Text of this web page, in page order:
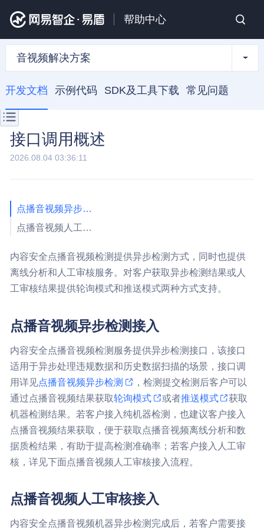
帮助中心
音视频解决方案
开发文档 示例代码 SDK及工具下载 常见问题
接口调用概述
2026.08.04 03:36:11
点播音视频异步检测接入
点播音视频人工审核接入
内容安全点播音视频检测提供异步检测方式，同时也提供
离线分析和人工审核服务。对客户获取异步检测结果或人
工审核结果提供轮询模式和推送模式两种方式支持。
点播音视频异步检测接入
内容安全点播音视频检测服务提供异步检测接口，该接口
适用于异步处理违规数据和历史数据扫描的场景，接口调
用详见点播音视频异步检测
，检测提交检测后客户可以
通过点播音视频结果获取轮询模式 或者推送模式
获取
机器检测结果。若客户接入纯机器检测，也建议客户接入
点播音视频结果获取，便于获取点播音视频离线分析和数
据质检结果，有助于提高检测准确率；若客户接入人工审
核，详见下面点播音视频人工审核接入流程。
点播音视频人工审核接入
内容安全点播音视频机器异步检测完成后，若客户需要接